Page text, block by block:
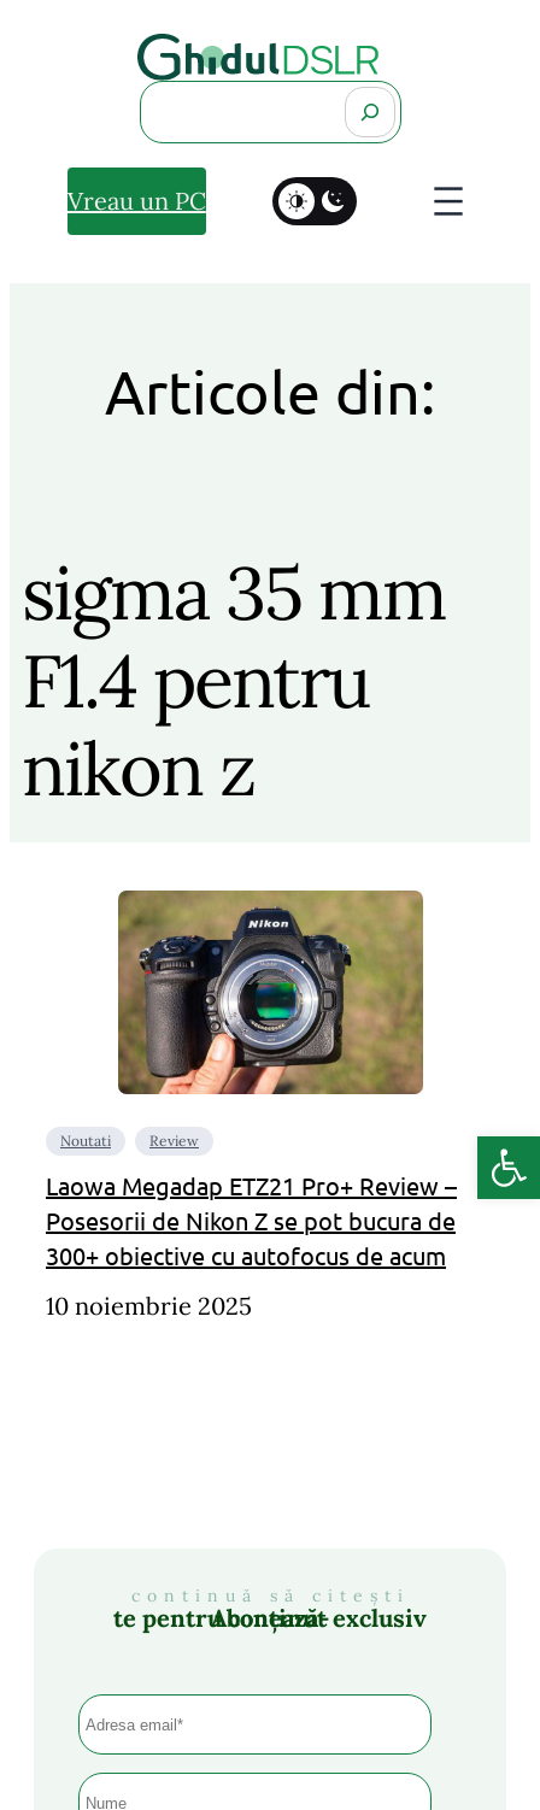
Search
Vreau un PC
Articole din:
sigma 35 mm
F1.4 pentru
nikon z
Noutati Review
Laowa Megadap ETZ21 Pro+ Review –
Posesorii de Nikon Z se pot bucura de
300+ obiective cu autofocus de acum
10 noiembrie 2025
continuă să citești
Abonează-te pentru conținut exclusiv